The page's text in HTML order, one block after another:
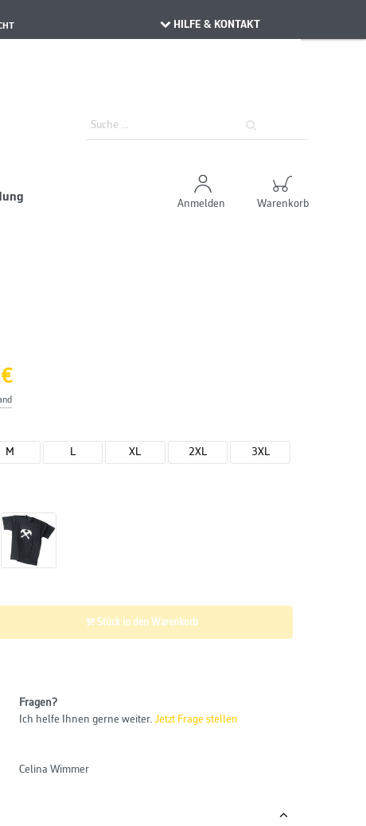
HILFE & KONTAKT
Anmelden Warenkorb
M L XL 2XL 3XL
Stück in den Warenkorb
Fragen?
Ich helfe Ihnen gerne weiter.Jetzt Frage stellen
Celina Wimmer